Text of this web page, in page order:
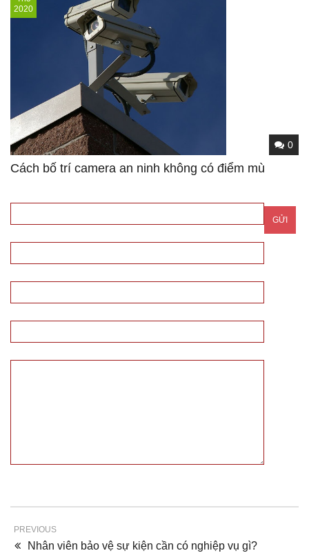
2020
0
Cách bố trí camera an ninh không có điểm mù
PREVIOUS
Nhân viên bảo vệ sự kiện cần có nghiệp vụ gì?